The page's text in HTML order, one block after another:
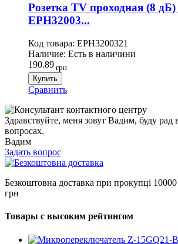
Розетка TV проходная (8
EPH32003...
Код товара: EPH3200321
Наличие: Есть в наличини
190.89 грн
Купить
Сравнить
Здравствуйте, меня зовут Вадим, буду
вопросах.
Вадим
Задать вопрос
Безкоштовна доставка при прокупці 10000
грн
Товары с высоким рейтингом